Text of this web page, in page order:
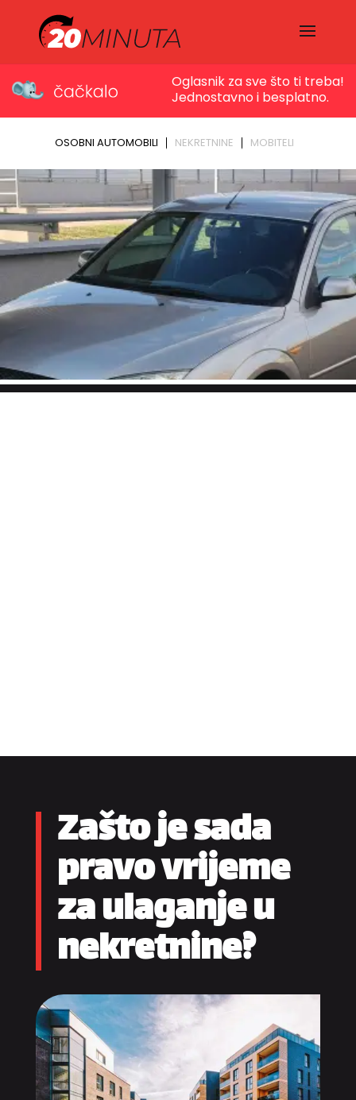
Zašto je sada
pravo vrijeme
za ulaganje u
nekretnine?